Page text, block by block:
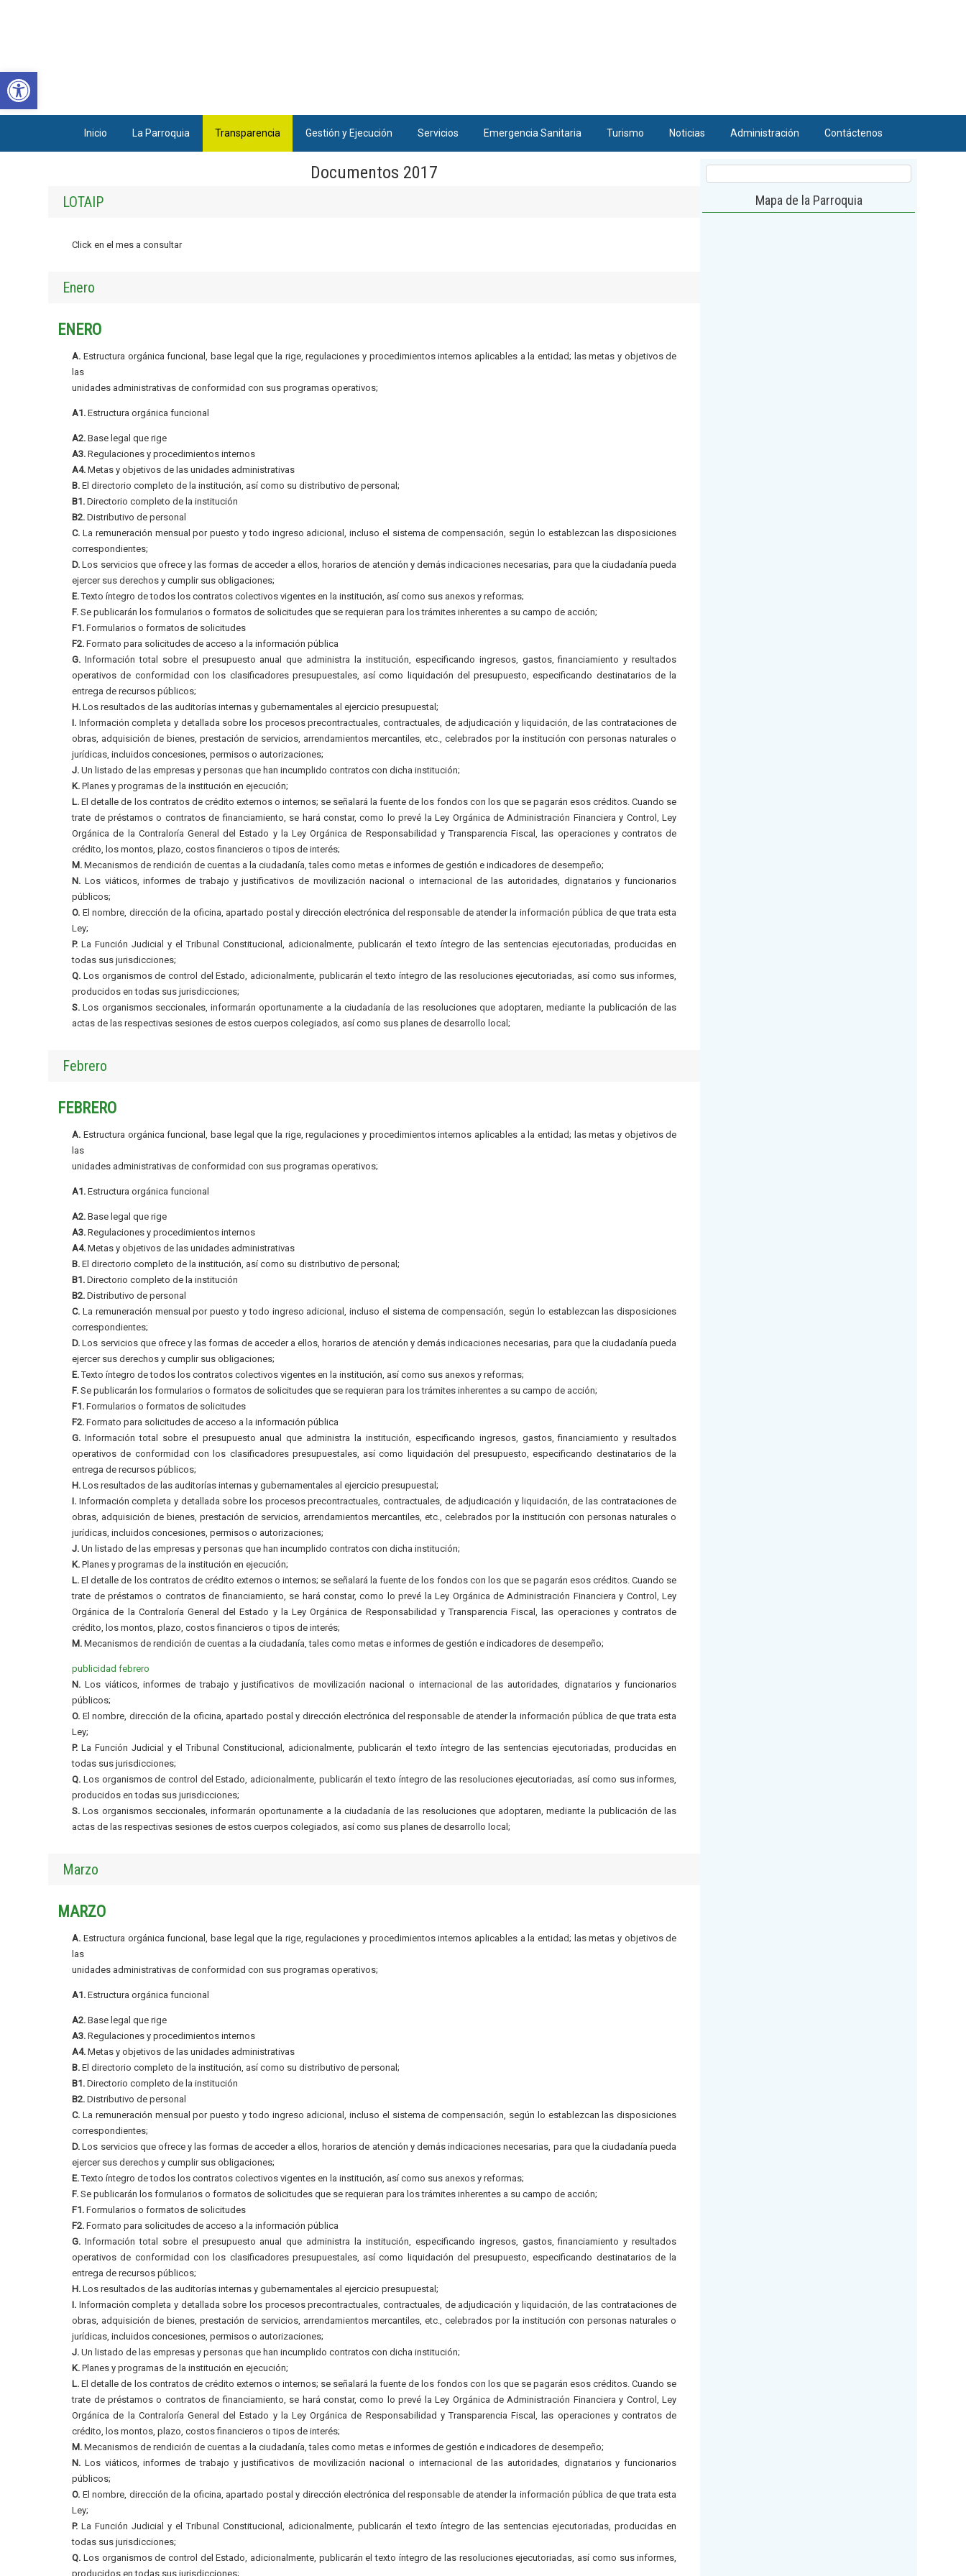
Inicio La Parroquia Transparencia Gestión y Ejecución Servicios Emergencia Sanitaria Turismo Noticias Administración Contáctenos
Documentos 2017
LOTAIP
Click en el mes a consultar
Enero
ENERO
A. Estructura orgánica funcional, base legal que la rige, regulaciones y procedimientos internos aplicables a la entidad; las metas y objetivos de
las
unidades administrativas de conformidad con sus programas operativos;
A1. Estructura orgánica funcional
A2. Base legal que rige
A3. Regulaciones y procedimientos internos
A4. Metas y objetivos de las unidades administrativas
B. El directorio completo de la institución, así como su distributivo de personal;
B1. Directorio completo de la institución
B2. Distributivo de personal
C. La remuneración mensual por puesto y todo ingreso adicional, incluso el sistema de compensación, según lo establezcan las disposiciones
correspondientes;
D. Los servicios que ofrece y las formas de acceder a ellos, horarios de atención y demás indicaciones necesarias, para que la ciudadanía pueda
ejercer sus derechos y cumplir sus obligaciones;
E.Texto íntegro de todos los contratos colectivos vigentes en la institución, así como sus anexos y reformas;
F. Se publicarán los formularios o formatos de solicitudes que se requieran para los trámites inherentes a su campo de acción;
F1. Formularios o formatos de solicitudes
F2. Formato para solicitudes de acceso a la información pública
G. Información total sobre el presupuesto anual que administra la institución, especificando ingresos, gastos, financiamiento y resultados
operativos de conformidad con los clasificadores presupuestales, así como liquidación del presupuesto, especificando destinatarios de la
entrega de recursos públicos;
H. Los resultados de las auditorías internas y gubernamentales al ejercicio presupuestal;
I. Información completa y detallada sobre los procesos precontractuales, contractuales, de adjudicación y liquidación, de las contrataciones de
obras, adquisición de bienes, prestación de servicios, arrendamientos mercantiles, etc., celebrados por la institución con personas naturales o
jurídicas, incluidos concesiones, permisos o autorizaciones;
J. Un listado de las empresas y personas que han incumplido contratos con dicha institución;
K. Planes y programas de la institución en ejecución;
L. El detalle de los contratos de crédito externos o internos; se señalará la fuente de los fondos con los que se pagarán esos créditos. Cuando se
trate de préstamos o contratos de financiamiento, se hará constar, como lo prevé la Ley Orgánica de Administración Financiera y Control, Ley
Orgánica de la Contraloría General del Estado y la Ley Orgánica de Responsabilidad y Transparencia Fiscal, las operaciones y contratos de
crédito, los montos, plazo, costos financieros o tipos de interés;
M. Mecanismos de rendición de cuentas a la ciudadanía, tales como metas e informes de gestión e indicadores de desempeño;
N. Los viáticos, informes de trabajo y justificativos de movilización nacional o internacional de las autoridades, dignatarios y funcionarios
públicos;
O. El nombre, dirección de la oficina, apartado postal y dirección electrónica del responsable de atender la información pública de que trata esta
Ley;
P. La Función Judicial y el Tribunal Constitucional, adicionalmente, publicarán el texto íntegro de las sentencias ejecutoriadas, producidas en
todas sus jurisdicciones;
Q. Los organismos de control del Estado, adicionalmente, publicarán el texto íntegro de las resoluciones ejecutoriadas, así como sus informes,
producidos en todas sus jurisdicciones;
S. Los organismos seccionales, informarán oportunamente a la ciudadanía de las resoluciones que adoptaren, mediante la publicación de las
actas de las respectivas sesiones de estos cuerpos colegiados, así como sus planes de desarrollo local;
Febrero
FEBRERO
A. Estructura orgánica funcional, base legal que la rige, regulaciones y procedimientos internos aplicables a la entidad; las metas y objetivos de
las
unidades administrativas de conformidad con sus programas operativos;
A1. Estructura orgánica funcional
A2. Base legal que rige
A3. Regulaciones y procedimientos internos
A4. Metas y objetivos de las unidades administrativas
B. El directorio completo de la institución, así como su distributivo de personal;
B1. Directorio completo de la institución
B2. Distributivo de personal
C. La remuneración mensual por puesto y todo ingreso adicional, incluso el sistema de compensación, según lo establezcan las disposiciones
correspondientes;
D. Los servicios que ofrece y las formas de acceder a ellos, horarios de atención y demás indicaciones necesarias, para que la ciudadanía pueda
ejercer sus derechos y cumplir sus obligaciones;
E.Texto íntegro de todos los contratos colectivos vigentes en la institución, así como sus anexos y reformas;
F. Se publicarán los formularios o formatos de solicitudes que se requieran para los trámites inherentes a su campo de acción;
F1. Formularios o formatos de solicitudes
F2. Formato para solicitudes de acceso a la información pública
G. Información total sobre el presupuesto anual que administra la institución, especificando ingresos, gastos, financiamiento y resultados
operativos de conformidad con los clasificadores presupuestales, así como liquidación del presupuesto, especificando destinatarios de la
entrega de recursos públicos;
H. Los resultados de las auditorías internas y gubernamentales al ejercicio presupuestal;
I. Información completa y detallada sobre los procesos precontractuales, contractuales, de adjudicación y liquidación, de las contrataciones de
obras, adquisición de bienes, prestación de servicios, arrendamientos mercantiles, etc., celebrados por la institución con personas naturales o
jurídicas, incluidos concesiones, permisos o autorizaciones;
J. Un listado de las empresas y personas que han incumplido contratos con dicha institución;
K. Planes y programas de la institución en ejecución;
L. El detalle de los contratos de crédito externos o internos; se señalará la fuente de los fondos con los que se pagarán esos créditos. Cuando se
trate de préstamos o contratos de financiamiento, se hará constar, como lo prevé la Ley Orgánica de Administración Financiera y Control, Ley
Orgánica de la Contraloría General del Estado y la Ley Orgánica de Responsabilidad y Transparencia Fiscal, las operaciones y contratos de
crédito, los montos, plazo, costos financieros o tipos de interés;
M. Mecanismos de rendición de cuentas a la ciudadanía, tales como metas e informes de gestión e indicadores de desempeño;
publicidad febrero
N. Los viáticos, informes de trabajo y justificativos de movilización nacional o internacional de las autoridades, dignatarios y funcionarios
públicos;
O. El nombre, dirección de la oficina, apartado postal y dirección electrónica del responsable de atender la información pública de que trata esta
Ley;
P. La Función Judicial y el Tribunal Constitucional, adicionalmente, publicarán el texto íntegro de las sentencias ejecutoriadas, producidas en
todas sus jurisdicciones;
Q. Los organismos de control del Estado, adicionalmente, publicarán el texto íntegro de las resoluciones ejecutoriadas, así como sus informes,
producidos en todas sus jurisdicciones;
S. Los organismos seccionales, informarán oportunamente a la ciudadanía de las resoluciones que adoptaren, mediante la publicación de las
actas de las respectivas sesiones de estos cuerpos colegiados, así como sus planes de desarrollo local;
Marzo
MARZO
A. Estructura orgánica funcional, base legal que la rige, regulaciones y procedimientos internos aplicables a la entidad; las metas y objetivos de
las
unidades administrativas de conformidad con sus programas operativos;
A1. Estructura orgánica funcional
A2. Base legal que rige
A3. Regulaciones y procedimientos internos
A4. Metas y objetivos de las unidades administrativas
B. El directorio completo de la institución, así como su distributivo de personal;
B1. Directorio completo de la institución
B2. Distributivo de personal
C. La remuneración mensual por puesto y todo ingreso adicional, incluso el sistema de compensación, según lo establezcan las disposiciones
correspondientes;
D. Los servicios que ofrece y las formas de acceder a ellos, horarios de atención y demás indicaciones necesarias, para que la ciudadanía pueda
ejercer sus derechos y cumplir sus obligaciones;
E.Texto íntegro de todos los contratos colectivos vigentes en la institución, así como sus anexos y reformas;
F. Se publicarán los formularios o formatos de solicitudes que se requieran para los trámites inherentes a su campo de acción;
F1. Formularios o formatos de solicitudes
F2. Formato para solicitudes de acceso a la información pública
G. Información total sobre el presupuesto anual que administra la institución, especificando ingresos, gastos, financiamiento y resultados
operativos de conformidad con los clasificadores presupuestales, así como liquidación del presupuesto, especificando destinatarios de la
entrega de recursos públicos;
H. Los resultados de las auditorías internas y gubernamentales al ejercicio presupuestal;
I. Información completa y detallada sobre los procesos precontractuales, contractuales, de adjudicación y liquidación, de las contrataciones de
obras, adquisición de bienes, prestación de servicios, arrendamientos mercantiles, etc., celebrados por la institución con personas naturales o
jurídicas, incluidos concesiones, permisos o autorizaciones;
J. Un listado de las empresas y personas que han incumplido contratos con dicha institución;
K. Planes y programas de la institución en ejecución;
L. El detalle de los contratos de crédito externos o internos; se señalará la fuente de los fondos con los que se pagarán esos créditos. Cuando se
trate de préstamos o contratos de financiamiento, se hará constar, como lo prevé la Ley Orgánica de Administración Financiera y Control, Ley
Orgánica de la Contraloría General del Estado y la Ley Orgánica de Responsabilidad y Transparencia Fiscal, las operaciones y contratos de
crédito, los montos, plazo, costos financieros o tipos de interés;
M. Mecanismos de rendición de cuentas a la ciudadanía, tales como metas e informes de gestión e indicadores de desempeño;
N. Los viáticos, informes de trabajo y justificativos de movilización nacional o internacional de las autoridades, dignatarios y funcionarios
públicos;
O. El nombre, dirección de la oficina, apartado postal y dirección electrónica del responsable de atender la información pública de que trata esta
Ley;
P. La Función Judicial y el Tribunal Constitucional, adicionalmente, publicarán el texto íntegro de las sentencias ejecutoriadas, producidas en
todas sus jurisdicciones;
Q. Los organismos de control del Estado, adicionalmente, publicarán el texto íntegro de las resoluciones ejecutoriadas, así como sus informes,
producidos en todas sus jurisdicciones;
Mapa de la Parroquia
Abrir barra de herramientas